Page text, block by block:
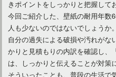
きポイントをしっかりと把握して
今回ご紹介した、壁紙の耐用年数
人も少ないのではないでしょうか。
自分の過失による破損や汚れがな
かりと見積もりの内訳を確認し、
は、しっかりと伝えることが対策
そういったことも、普段の生活で